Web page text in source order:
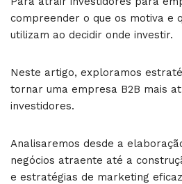
compreender o que os motiva e
utilizam ao decidir onde investir.
Neste artigo, exploramos
tornar uma empresa B2B mais
investidores.
Analisaremos desde a
negócios atraente até a
e estratégias de marketing